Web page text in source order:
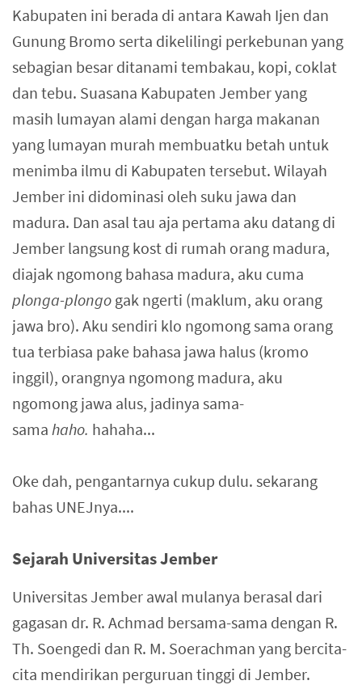
Kabupaten ini berada di antara Kawah Ijen dan
Gunung Bromo serta dikelilingi perkebunan yang
sebagian besar ditanami tembakau, kopi, coklat
dan tebu. Suasana Kabupaten Jember yang
masih lumayan alami dengan harga makanan
yang lumayan murah membuatku betah untuk
menimba ilmu di Kabupaten tersebut. Wilayah
Jember ini didominasi oleh suku jawa dan
madura. Dan asal tau aja pertama aku datang di
Jember langsung kost di rumah orang madura,
diajak ngomong bahasa madura, aku cuma
plonga-plongo gak ngerti (maklum, aku orang
jawa bro). Aku sendiri klo ngomong sama orang
tua terbiasa pake bahasa jawa halus (kromo
inggil), orangnya ngomong madura, aku
ngomong jawa alus, jadinya sama-
sama haho. hahaha...
Oke dah, pengantarnya cukup dulu. sekarang
bahas UNEJnya....
Sejarah Universitas Jember
Universitas Jember awal mulanya berasal dari
gagasan dr. R. Achmad bersama-sama dengan R.
Th. Soengedi dan R. M. Soerachman yang bercita-
cita mendirikan perguruan tinggi di Jember.